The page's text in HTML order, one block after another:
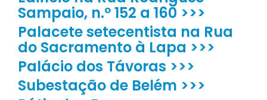
Sampaio, n.º 152 a 160 >>>
Palacete setecentista na Rua
do Sacramento à Lapa >>>
Palácio dos Távoras >>>
Subestação de Belém >>>